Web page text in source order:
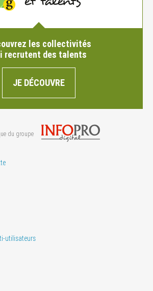
les collectivités
recrutent des talents
JE DÉCOUVRE
du groupe
utilisateurs